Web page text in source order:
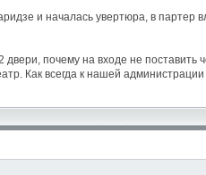
и началась увертюра, в
почему на входе не
Как всегда к нашей